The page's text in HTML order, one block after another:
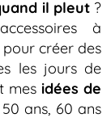
il pleut?
à
créer des
les jours de
mes idées de
ans, 60 ans